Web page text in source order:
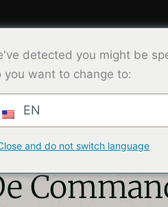
Solution
detected you might be
you want to change to:
EN
and do not switch language